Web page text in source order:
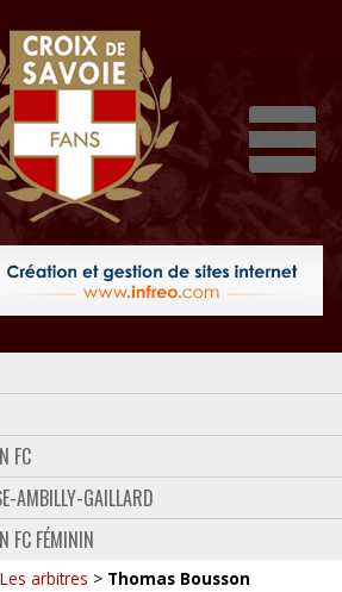
FC
AMBILLY-GAILLARD
FC FÉMININ
Les arbitres > Thomas Bousson